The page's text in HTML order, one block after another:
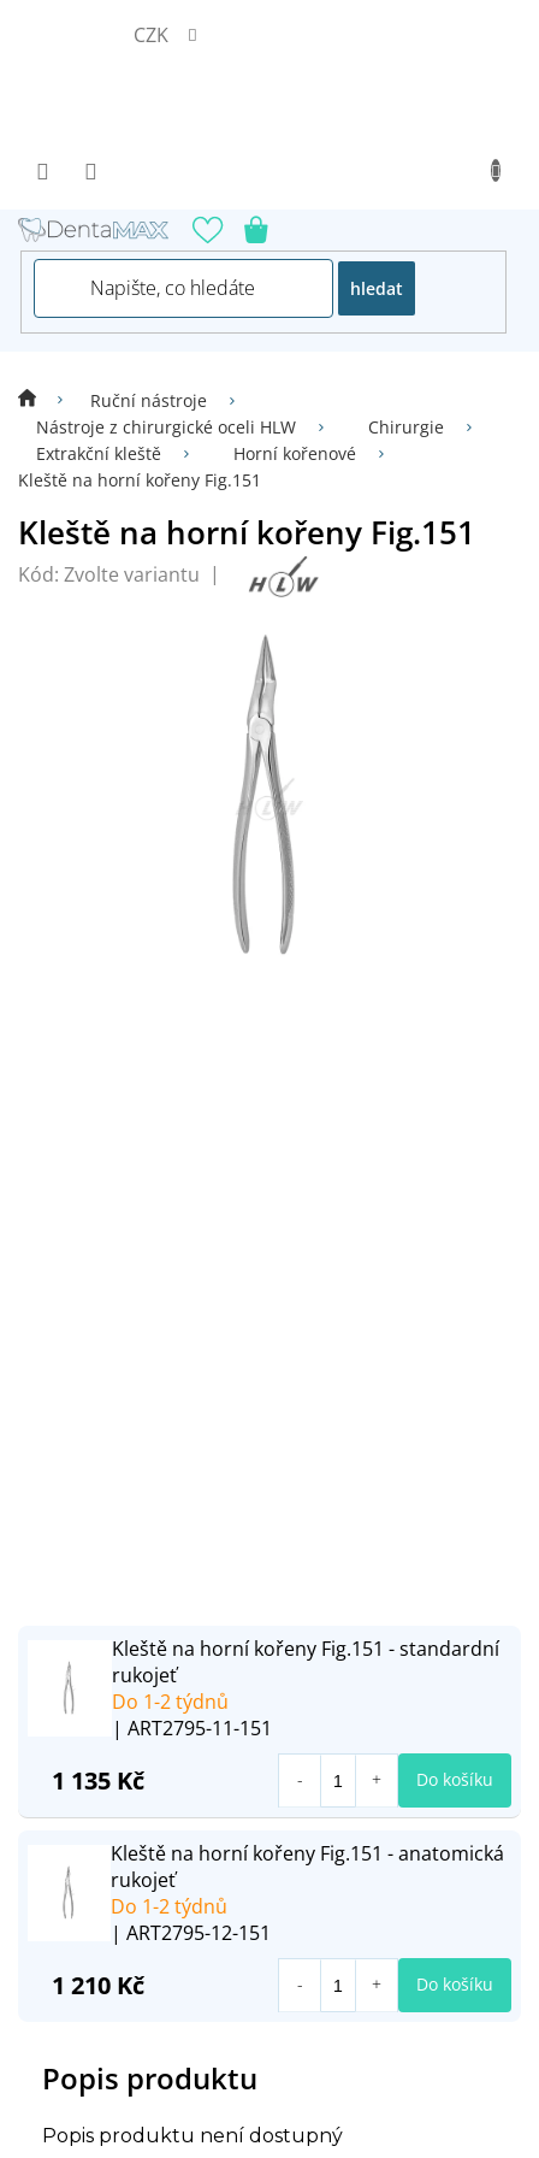
CZK
hledat
Ruční nástroje
Nástroje z chirurgické oceli HLW
Chirurgie
Extrakční kleště
Horní kořenové
Kleště na horní kořeny Fig.151
Kleště na horní kořeny Fig.151
Kód: Zvolte variantu
Popis produktu
Popis produktu není dostupný
Kleště na horní kořeny Fig.151 - standardní
rukojeť
Do 1-2 týdnů
| ART2795-11-151
1 135 Kč Do košíku
Kleště na horní kořeny Fig.151 - anatomická
rukojeť
Do 1-2 týdnů
| ART2795-12-151
1 210 Kč Do košíku